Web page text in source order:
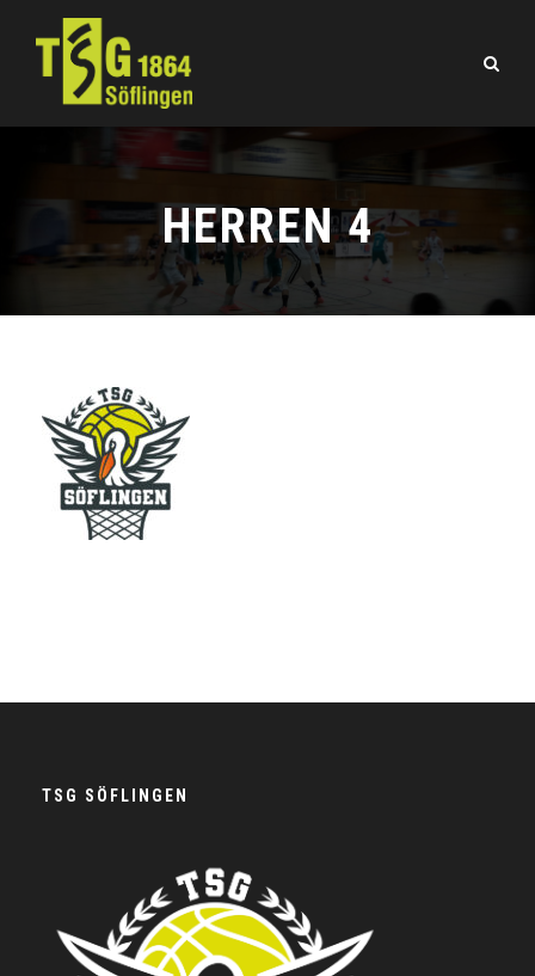
HERREN 4
TSG SÖFLINGEN